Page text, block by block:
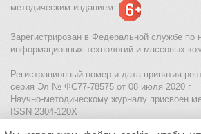
методическим изданием.
Зарегистрирован в Федеральной службе по
информационных технологий и массовых
Регистрационный номер и дата принятия
серия Эл № ФС77-78575 от 08 июля 2020 г
Научно-методическому журналу присвоен
ISSN 2304-120X